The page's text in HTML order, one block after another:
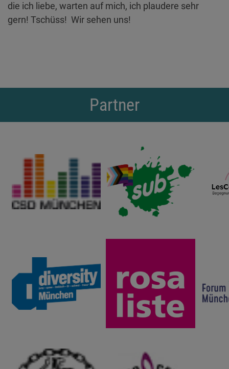
die ich liebe, warten auf mich, ich plaudere sehr
gern! Tschüss! Wir sehen uns!
Partner